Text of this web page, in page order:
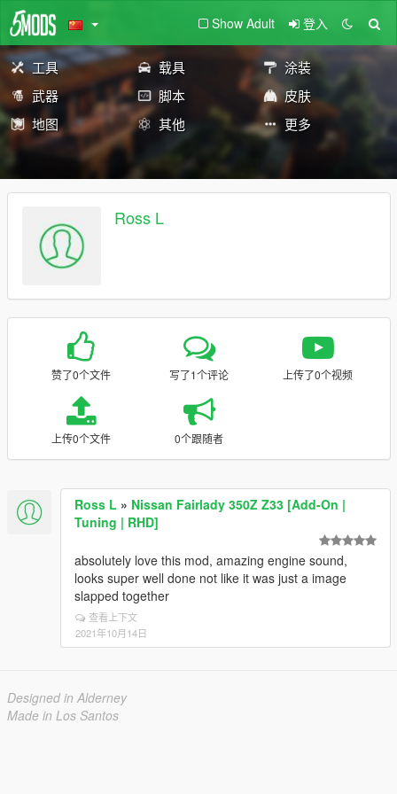
Show Adult 登入
工具 载具
涂装
武器
脚本
皮肤
地图
其他 更多
Ross L
赞了0个文件 写了1个评论 上传了0个视频
上传0个文件 0个跟随者
Ross L » Nissan Fairlady 350Z Z33 [Add-On |
Tuning | RHD]
absolutely love this mod, amazing engine sound,
looks super well done not like it was just a image
slapped together
查看上下文
2021年10月14日
Designed in Alderney
Made in Los Santos